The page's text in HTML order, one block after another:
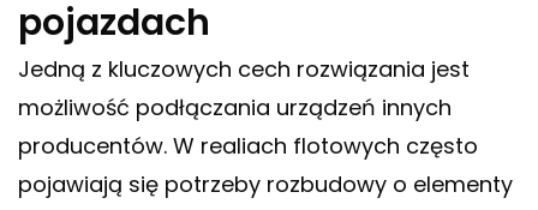
pojazdach
Jedną z kluczowych cech rozwiązania jest
możliwość podłączania urządzeń innych
producentów. W realiach flotowych często
pojawiają się potrzeby rozbudowy o elementy